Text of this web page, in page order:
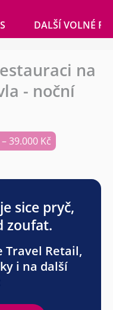
DALŠÍ VOLNÉ
na
- noční
39.000 Kč
sice pryč,
zoufat.
Travel Retail,
i na další